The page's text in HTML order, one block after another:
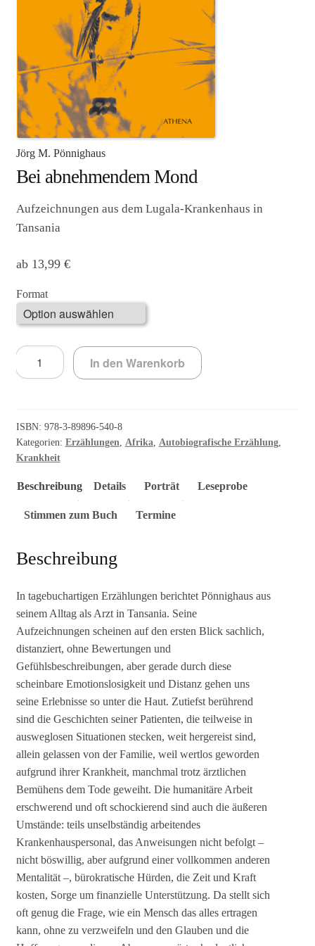
Agenturleistungen
Newsletter
o
t
Jörg M. Pönnighaus
Bei abnehmendem Mond
Aufzeichnungen aus dem Lugala-Krankenhaus in
Tansania
ab 13,99 €
Format
Bei
abnehmendem
In den Warenkorb
ISBN: 978-3-89896-540-8
Kategorien: Erzählungen Afrika Autobiografische Erzählung,
Krankheit
Beschreibung Details Porträt Leseprobe
Stimmen zum Buch Termine
Beschreibung
In tagebuchartigen Erzählungen berichtet Pönnighaus aus
seinem Alltag als Arzt in Tansania. Seine
Aufzeichnungen scheinen auf den ersten Blick sachlich,
distanziert, ohne Bewertungen und
Gefühlsbeschreibungen, aber gerade durch diese
scheinbare Emotionslosigkeit und Distanz gehen uns
seine Erlebnisse so unter die Haut. Zutiefst berührend
sind die Geschichten seiner Patienten, die teilweise in
ausweglosen Situationen stecken, weit hergereist sind,
allein gelassen von der Familie, weil wertlos geworden
aufgrund ihrer Krankheit, manchmal trotz ärztlichen
Bemühens dem Tode geweiht. Die humanitäre Arbeit
erschwerend und oft schockierend sind auch die äußeren
Umstände: teils unselbständig arbeitendes
Krankenhauspersonal, das Anweisungen nicht befolgt –
nicht böswillig, aber aufgrund einer vollkommen anderen
Mentalität –, bürokratische Hürden, die Zeit und Kraft
kosten, Sorge um finanzielle Unterstützung. Da stellt sich
oft genug die Frage, wie ein Mensch das alles ertragen
kann, ohne zu verzweifeln und den Glauben und die